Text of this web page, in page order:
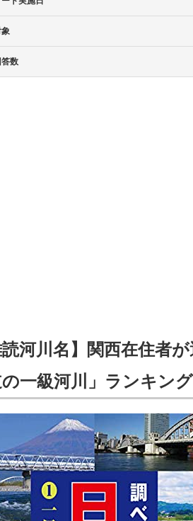
数
読河川名】関西在住者
一級河川」ランキン